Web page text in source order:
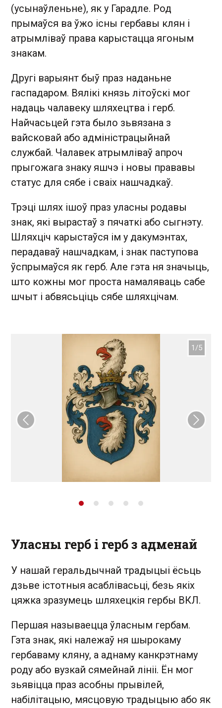
(усынаўленьне), як у Гарадле. Род
прымаўся ва ўжо існы гербавы клян і
атрымліваў права карыстацца ягоным
знакам.
Другі варыянт быў праз наданьне
гаспадаром. Вялікі князь літоўскі мог
надаць чалавеку шляхецтва і герб.
Найчасьцей гэта было зьвязана з
вайсковай або адміністрацыйнай
службай. Чалавек атрымліваў апроч
прыгожага знаку яшчэ і новы прававы
статус для сябе і сваіх нашчадкаў.
Трэці шлях ішоў праз уласны родавы
знак, які вырастаў з пячаткі або сыгнэту.
Шляхціч карыстаўся ім у дакумэнтах,
перадаваў нашчадкам, і знак паступова
ўспрымаўся як герб. Але гэта ня значыць,
што кожны мог проста намаляваць сабе
шчыт і абвясьціць сябе шляхцічам.
Папярэдні слайд
Уласны герб і герб з адменай
У нашай геральдычнай традыцыі ёсьць
дзьве істотныя асаблівасьці, безь якіх
цяжка зразумець шляхецкія гербы ВКЛ.
Першая называецца ўласным гербам.
Гэта знак, які належаў ня шырокаму
гербаваму кляну, а аднаму канкрэтнаму
роду або вузкай сямейнай лініі. Ён мог
зьявіцца праз асобны прывілей,
набілітацыю, мясцовую традыцыю або як